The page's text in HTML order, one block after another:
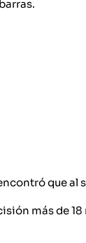
que al
más de